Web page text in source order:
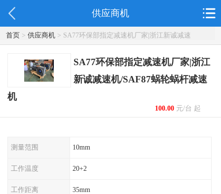
供应商机
首页> 供应商机> SA77环保部指定减速机厂家|浙江新诚减速
机/SAF87蜗轮蜗杆减速机
SA77环保部指定减速机厂家|浙江
新诚减速机/SAF87蜗轮蜗杆减速
机
100.00元/台 起
测量范围 10mm
工作温度 20+2
工作距离 35mm